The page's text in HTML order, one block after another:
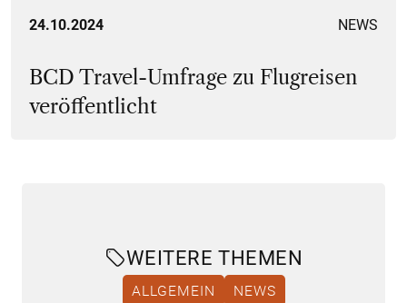
24.10.2024 NEWS
BCD Travel-Umfrage zu Flugreisen
veröffentlicht
WEITERE THEMEN
ALLGEMEIN NEWS